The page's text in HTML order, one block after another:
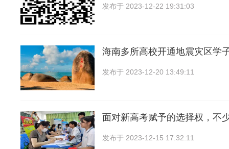
发布于 2023-12-22 19:31:03
海南多所高校开通地震灾区学
发布于 2023-12-20 13:49:11
面对新高考赋予的选择权，不
发布于 2023-12-15 17:32:11